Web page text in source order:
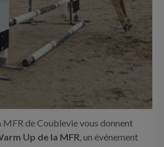
MFR de Coublevie vous donnent
Up de la MFR , un événement